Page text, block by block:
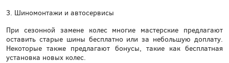
3. Шиномонтажи и автосервисы
При сезонной замене колес многие мастерские предлагают
оставить старые шины бесплатно или за небольшую доплату.
Некоторые также предлагают бонусы, такие как бесплатная
установка новых колес.